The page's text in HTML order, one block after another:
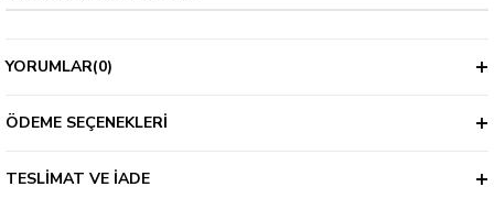
YORUMLAR(0)
ÖDEME SEÇENEKLERI
TESLIMAT VE İADE